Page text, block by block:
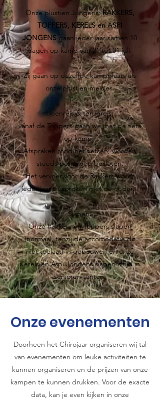
Onze plustien Jongens:RAKKERS,
TOPPERS, KERELS en ASPI
JONGENSgaan ieder jaar samen 10
dagen op kamp van 21 tot 31 juli.
Zij gaan op dezelfde kampplaats als
onze plustien meisjes.
Heenreis & terugreis:
vanaf de Toppers gaan we met de fiets
op kamp.
Afspraken rond het fietsen, worden
steeds per groep besloten.
Het vervoer voor de Rakkers wordt
ieder jaar besproken met de ouders.
Slapen:
Onze Rakkers en Toppers slapen
(normaal, tenzij de accomodatie dit
niet toelaat) in gebouwen en onze
Kerels en Aspi Jongens slapen altijd in
senioren tenten.
Onze evenementen
Doorheen het Chirojaar organiseren wij tal
van evenementen om leuke activiteiten te
kunnen organiseren en de prijzen van onze
kampen te kunnen drukken. Voor de exacte
data, kan je even kijken in onze